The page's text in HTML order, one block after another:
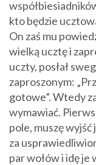
kto będzie
On zaś mu
wielką ucztę i
uczty, posłał
zaproszonym:
gotowe”. Wtedy
wymawiać.
pole, muszę
za
par wołów i idę je